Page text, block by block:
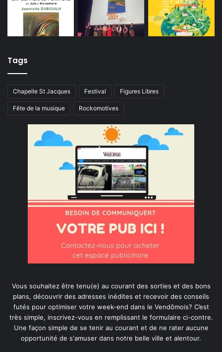
Tags
Chapelle St Jacques Festival Figures Libres
Fête de la musique Rockomotives
Vous souhaitez être tenu(e) au courant des sorties et des bons
plans, découvrir des adresses inédites et recevoir des conseils
futés pour optimiser votre week-end dans le Vendômois? C’est
très simple, inscrivez-vous en remplissant le formulaire ci-contre.
Une façon simple de se tenir au courant et de ne rater aucune
opportunité de s'amuser dans notre belle ville et alentour.